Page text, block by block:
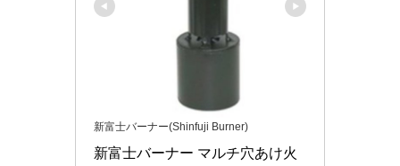
新富士バーナー(Shinfuji Burner)
新富士バーナー マルチ穴あけ火